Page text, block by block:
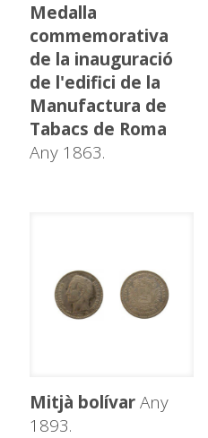
Medalla
commemorativa
de la inauguració
de l'edifici de la
Manufactura de
Tabacs de Roma
Any 1863.
Mitjà bolívarAny
1893.